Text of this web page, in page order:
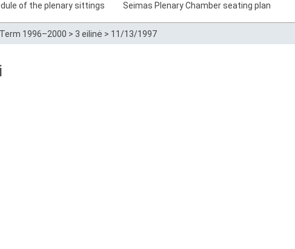
of the plenary sittings Seimas Plenary Chamber seating plan
Term 1996–2000 > 3 eilinė > 11/13/1997